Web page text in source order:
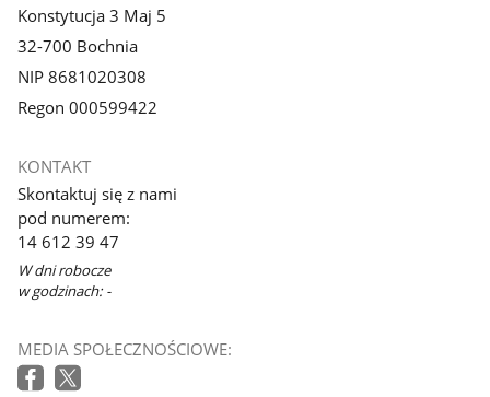
Konstytucja 3 Maj 5
32-700 Bochnia
NIP 8681020308
Regon 000599422
KONTAKT
Skontaktuj się z nami
pod numerem:
14 612 39 47
W dni robocze
w godzinach: -
MEDIA SPOŁECZNOŚCIOWE: